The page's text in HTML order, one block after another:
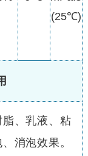
(25℃)
、乳液、粘
消泡效果。